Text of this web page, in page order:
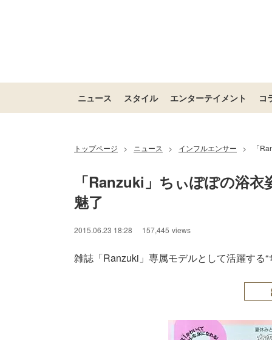
ニュース スタイル エンターテイメント コ
トップページ > ニュース > インフルエンサー > 「
「Ranzuki」ちぃぽぽの浴
魅了
2015.06.23 18:28 157,445 views
雑誌「Ranzuki」専属モデルとして活躍する